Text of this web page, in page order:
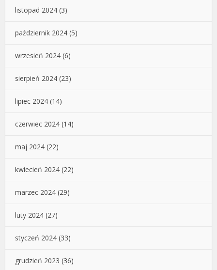
listopad 2024 (3)
październik 2024 (5)
wrzesień 2024 (6)
sierpień 2024 (23)
lipiec 2024 (14)
czerwiec 2024 (14)
maj 2024 (22)
kwiecień 2024 (22)
marzec 2024 (29)
luty 2024 (27)
styczeń 2024 (33)
grudzień 2023 (36)